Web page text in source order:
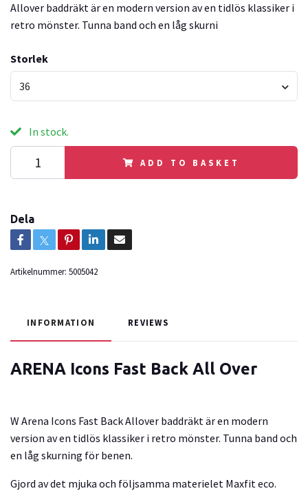
Allover baddräkt är en modern version av en tidlös klassiker i
retro mönster. Tunna band och en låg skurni
Storlek
36
In stock.
ADD TO BASKET
Dela
Artikelnummer: 5005042
INFORMATION REVIEWS
ARENA Icons Fast Back All Over
W Arena Icons Fast Back Allover baddräkt är en modern
version av en tidlös klassiker i retro mönster. Tunna band och
en låg skurning för benen.
Gjord av det mjuka och följsamma materielet Maxfit eco.